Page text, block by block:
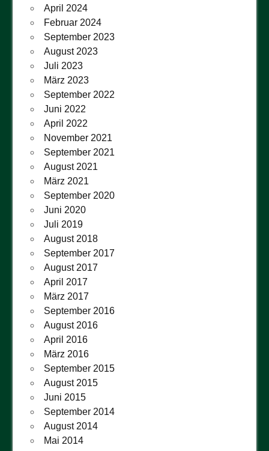
April 2024
Februar 2024
September 2023
August 2023
Juli 2023
März 2023
September 2022
Juni 2022
April 2022
November 2021
September 2021
August 2021
März 2021
September 2020
Juni 2020
Juli 2019
August 2018
September 2017
August 2017
April 2017
März 2017
September 2016
August 2016
April 2016
März 2016
September 2015
August 2015
Juni 2015
September 2014
August 2014
Mai 2014